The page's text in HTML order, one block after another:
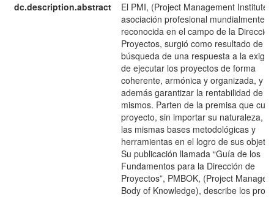
dc.description.abstract
El PMI, (Project Management
asociación profesional mundialmente
reconocida en el campo de la
Proyectos, surgió como resultado de la
búsqueda de una respuesta a la
de ejecutar los proyectos de forma
coherente, armónica y organizada, y
además garantizar la rentabilidad de
mismos. Parten de la premisa que
proyecto, sin importar su naturaleza,
las mismas bases metodológicas y
herramientas en el logro de sus
Su publicación llamada “Guía de los
Fundamentos para la Dirección de
Proyectos”, PMBOK, (Project
Body of Knowledge), describe los